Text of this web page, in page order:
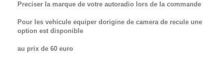
Preciser la marque de votre autoradio lors de la commande
Pour les vehicule equiper dorigine de camera de recule une
option est disponible
au prix de 60 euro